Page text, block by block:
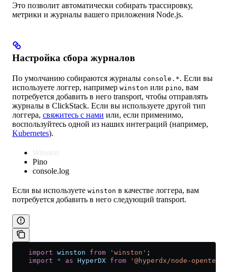
Это позволит автоматически собирать трассировку,
метрики и журналы вашего приложения Node.js.
Настройка сбора журналов
По умолчанию собираются журналы console.*. Если вы
используете логгер, например winston или pino, вам
потребуется добавить в него transport, чтобы отправлять
журналы в ClickStack. Если вы используете другой тип
логгера, свяжитесь с нами или, если применимо,
воспользуйтесь одной из наших интеграций (например,
Kubernetes).
Winston
Pino
console.log
Если вы используете winston в качестве логгера, вам
потребуется добавить в него следующий transport.
    import
winston from 'winston' ;
    import
* as HyperDX from '@hyperdx/node-